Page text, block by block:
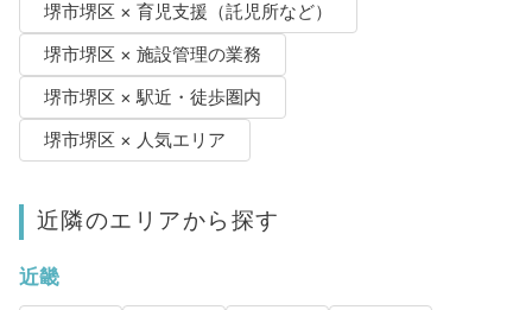
堺市堺区 × 育児支援（託児所など）
堺市堺区 × 施設管理の業務
堺市堺区 × 駅近・徒歩圏内
堺市堺区 × 人気エリア
近隣のエリアから探す
近畿